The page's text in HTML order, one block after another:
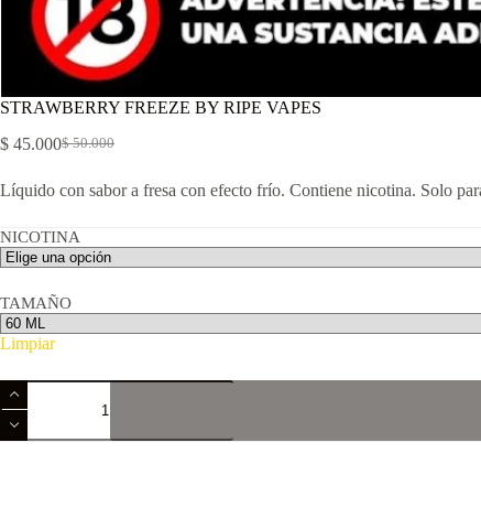
STRAWBERRY FREEZE BY RIPE VAPES
$50.000
El
original
$ 50.000.
$ 45.000El
actual
$ 45.000.
Líquido con sabor a fresa con efecto frío. Contiene nicotina. Solo
NICOTINA
TAMAÑO
Limpiar
STRAWBERRY
FREEZE
BY
RIPE